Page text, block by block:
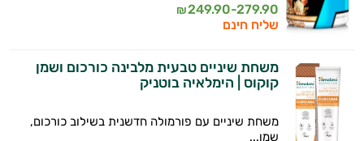
249.90-279.90
₪
שליח חינם
משחת שיניים טבעית מלבינה כורכום ושמן
קוקוס | הימלאיה בוטניק
משחת שיניים עם פורמולה חדשנית בשילוב כורכום,
שמן...